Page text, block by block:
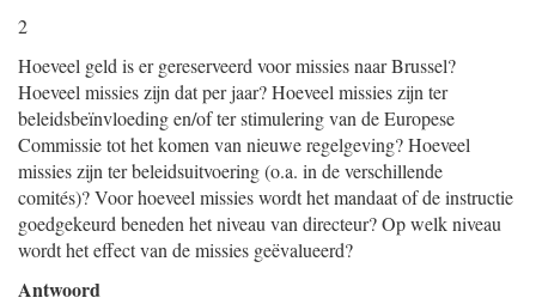
2
Hoeveel geld is er gereserveerd voor missies naar Brussel?
Hoeveel missies zijn dat per jaar? Hoeveel missies zijn ter
beleidsbeïnvloeding en/of ter stimulering van de Europese
Commissie tot het komen van nieuwe regelgeving? Hoeveel
missies zijn ter beleidsuitvoering (o.a. in de verschillende
comités)? Voor hoeveel missies wordt het mandaat of de instructie
goedgekeurd beneden het niveau van directeur? Op welk niveau
wordt het effect van de missies geëvalueerd?
Antwoord